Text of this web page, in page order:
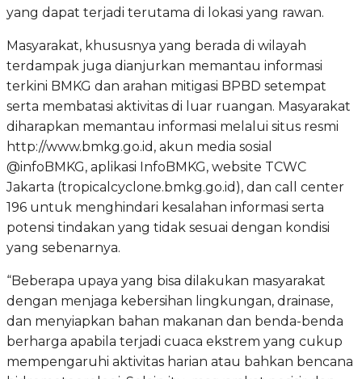
yang dapat terjadi terutama di lokasi yang rawan.
Masyarakat, khususnya yang berada di wilayah
terdampak juga dianjurkan memantau informasi
terkini BMKG dan arahan mitigasi BPBD setempat
serta membatasi aktivitas di luar ruangan. Masyarakat
diharapkan memantau informasi melalui situs resmi
http://www.bmkg.go.id, akun media sosial
@infoBMKG, aplikasi InfoBMKG, website TCWC
Jakarta (tropicalcyclone.bmkg.go.id), dan call center
196 untuk menghindari kesalahan informasi serta
potensi tindakan yang tidak sesuai dengan kondisi
yang sebenarnya.
“Beberapa upaya yang bisa dilakukan masyarakat
dengan menjaga kebersihan lingkungan, drainase,
dan menyiapkan bahan makanan dan benda-benda
berharga apabila terjadi cuaca ekstrem yang cukup
mempengaruhi aktivitas harian atau bahkan bencana